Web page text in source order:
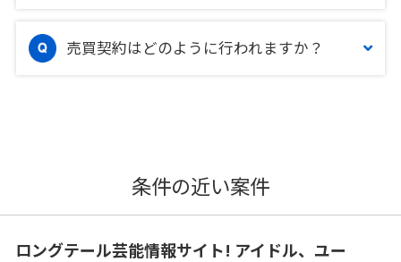
売買契約はどのように行われますか？
条件の近い案件
ロングテール芸能情報サイト! アイドル、ユー